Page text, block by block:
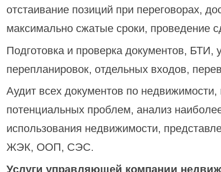
отстаивание позиций при переговорах,
максимально сжатые сроки, проведение
Подготовка и проверка документов, БТИ,
перепланировок, отдельных входов,
Аудит всех документов по
потенциальных проблем, анализ
использования недвижимости,
ЖЭК, ООП, СЭС.
Услуги управляющей компании